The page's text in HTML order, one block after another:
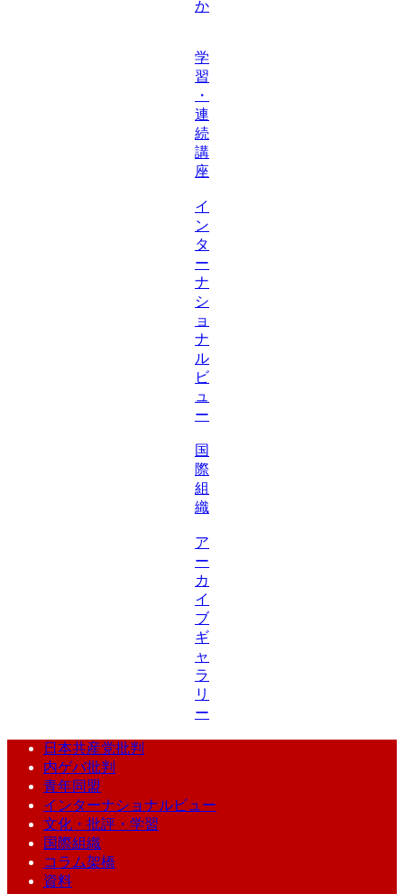
か
学
習
・
連
続
講
座
イ
ン
タ
ー
ナ
シ
ョ
ナ
ル
ビ
ュ
ー
国
際
組
織
ア
ー
カ
イ
ブ
ギ
ャ
ラ
リ
ー
日本共産党批判
内ゲバ批判
青年同盟
インターナショナルビュー
文化・批評・学習
国際組織
コラム架橋
資料